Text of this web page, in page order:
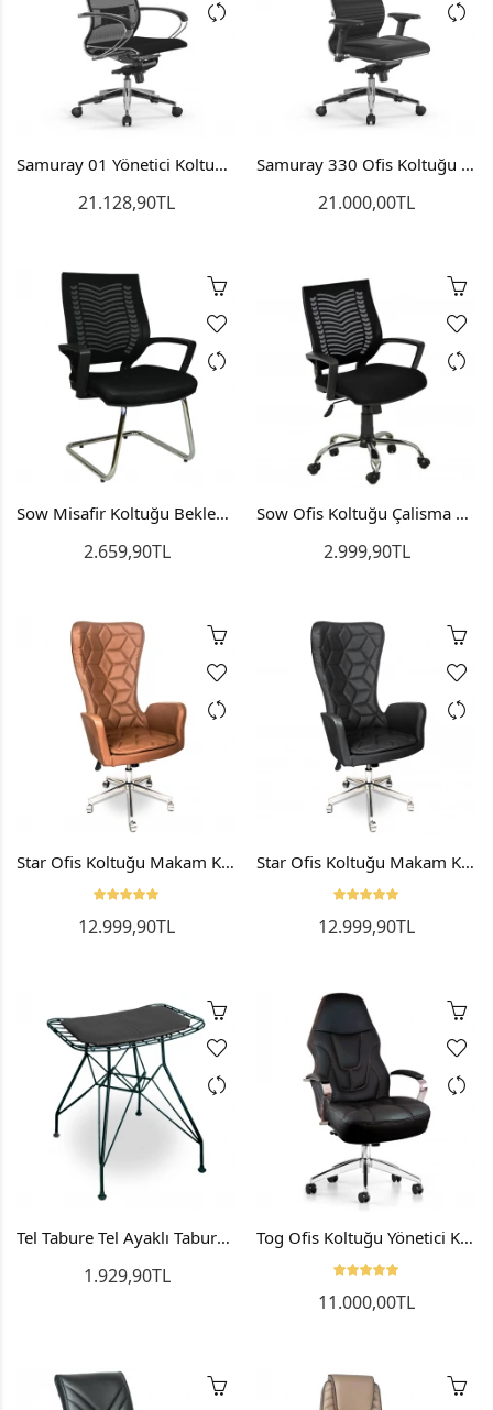
Samuray 01 Yönetici Koltuğu Makam Koltuğu Bilgisayar Sandalyesi
21.128,90TL
Samuray 330 Ofis Koltuğu Bilgisayar Çalışma Sandalyesi
21.000,00TL
Sow Misafir Koltuğu Bekleme Koltuğu Ofis Sandalyesi
2.659,90TL
Sow Ofis Koltuğu Çalisma Koltuğu Bilgisayar Sandalyesi Metal
2.999,90TL
Star Ofis Koltuğu Makam Koltuğu Yönetici Koltuğu Büro Koltuğu
12.999,90TL
Star Ofis Koltuğu Makam Koltuğu Yönetici Koltuğu Siyah
12.999,90TL
Tel Tabure Tel Ayaklı Tabure Metal Tabure
1.929,90TL
Tog Ofis Koltuğu Yönetici Koltuğu Makam Koltuğu
11.000,00TL